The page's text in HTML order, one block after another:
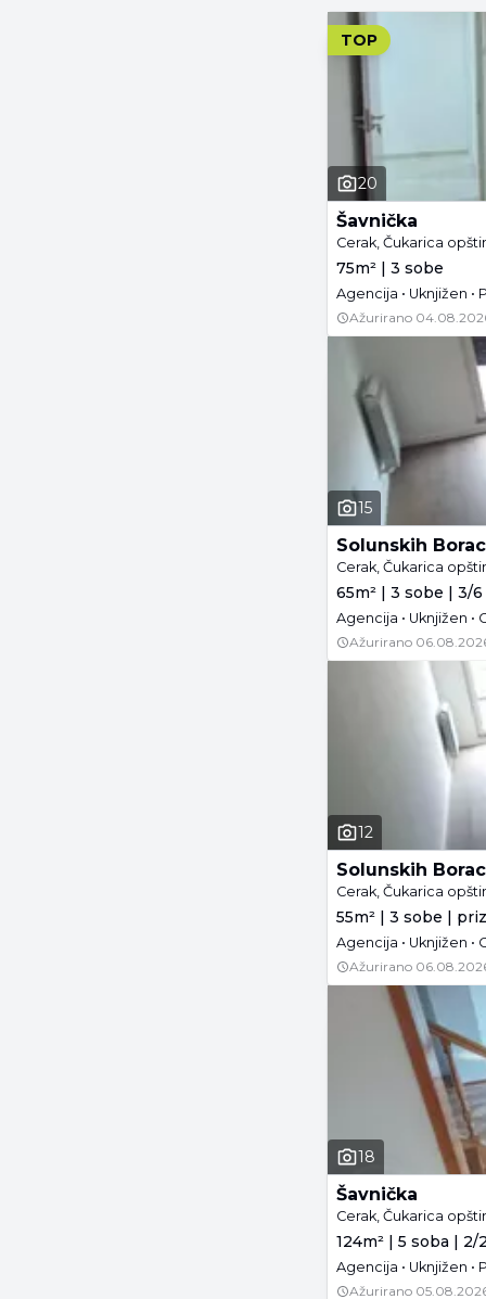
TOP
20
Šavnička
Cerak, Čukarica
75m² | 3 sobe
Agencija • Uknjižen •
Ažurirano
15
Solunskih
Cerak, Čukarica
65m² | 3 sobe | 3/
Agencija • Uknjižen •
Ažurirano
12
Solunskih
Cerak, Čukarica
55m² | 3 sobe |
Agencija • Uknjižen •
Ažurirano
18
Šavnička
Cerak, Čukarica
124m² | 5 soba | 2/
Agencija • Uknjižen •
Ažurirano